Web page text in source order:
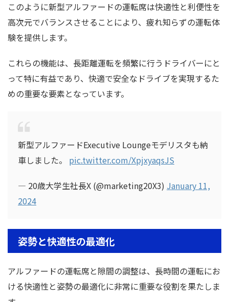
このように新型アルファードの運転席は快適性と利便性を
高次元でバランスさせることにより、疲れ知らずの運転体
験を提供します。
これらの機能は、長距離運転を頻繁に行うドライバーにと
って特に有益であり、快適で安全なドライブを実現するた
めの重要な要素となっています。
新型アルファードExecutive Loungeモデリスタも納
車しました。 pic.twitter.com/XpjxyaqsJS
— 20歳大学生社長X (@marketing20X3) January 11,
2024
姿勢と快適性の最適化
アルファードの運転席と隙間の調整は、長時間の運転にお
ける快適性と姿勢の最適化に非常に重要な役割を果たしま